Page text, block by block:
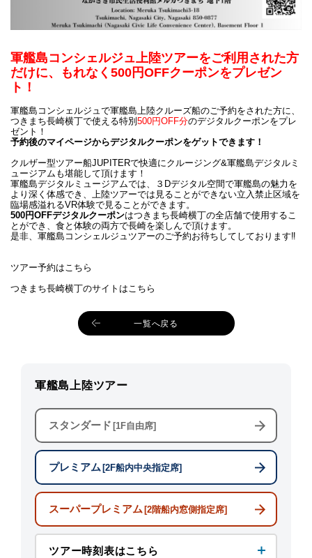
軍艦島コンシェルジュ上陸ツアーをご利用された方
だけに、もれなく500円OFFクーポンをプレゼン
ト！
軍艦島コンシェルジュで軍艦島上陸クルーズ船のご予約をされた方に、
つきまち長崎横丁で使える特別 500円OFF分のデジタルクーポンをプレ
ゼント！
予約後のマイページからデジタルクーポンをゲットできます！
クルザー型ツアー船JUPITERで快適にクルージング&軍艦島デジタルミ
ュージアムも堪能して頂けます！
軍艦島デジタルミュージアムでは、３Dデジタル空間で軍艦島の魅力を
より深く体感でき、上陸ツアーでは見ることができない立入禁止区域を
臨場感溢れるVR体験で見ることができます。
500円OFFデジタルクーポンはつきまち長崎横丁の全店舗で使用するこ
とができ、食と体験の両方で長崎を楽しんで頂けます。
是非、軍艦島コンシェルジュツアーのご予約お待ちしてしております‼︎
ツアー予約はこちら
つきまち長崎横丁のサイトはこちら
一覧へ戻る
軍艦島上陸ツアー
スタンダード [1F自由席]
プレミアム [2F船内中央指定席]
スーパープレミアム [2階船内窓側指定席]
ツアー時刻表はこちら